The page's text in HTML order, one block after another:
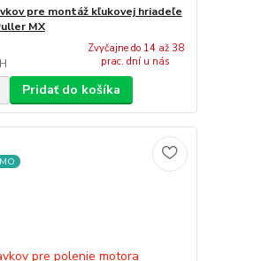
pre montáž kľukovej hriadeľe
MX
Zvyčajne do 14 až 38
prac. dní u nás
Pridať do košíka